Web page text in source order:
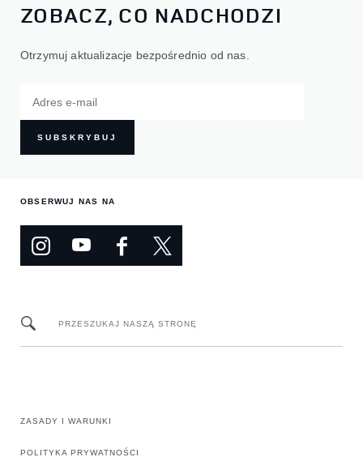
ZOBACZ, CO NADCHODZI
Otrzymuj aktualizacje bezpośrednio od nas.
SUBSKRYBUJ
OBSERWUJ NAS NA
PRZESZUKAJ NASZĄ STRONĘ
ZASADY I WARUNKI
POLITYKA PRYWATNOŚCI